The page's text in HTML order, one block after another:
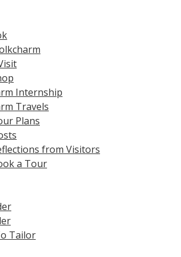
Internship
Travels
Plans
from Visitors
a Tour
Tailor